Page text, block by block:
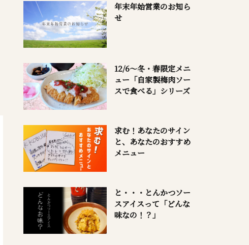
年末年始営業のお知ら
せ
12/6～冬・春限定メニ
ュー「自家製梅肉ソー
スで食べる」シリーズ
求む！あなたのサイン
と、あなたのおすすめ
メニュー
と・・・とんかつソー
スアイスって「どんな
味なの！？」